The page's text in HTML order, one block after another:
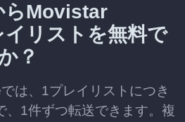
らMovistar
リストを無料で
？
は、1プレイリストにつき
、1件ずつ転送できます。複